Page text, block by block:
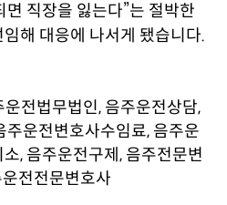
직장을 잃는다”는 절박한
해 대응에 나서게 됐습니다.